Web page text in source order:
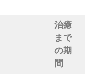
治癒
まで
の期
間